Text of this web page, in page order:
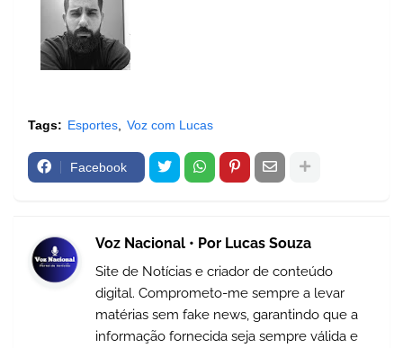
Tags: Esportes Voz com Lucas
Facebook
Voz Nacional • Por Lucas Souza
Site de Notícias e criador de conteúdo
digital. Comprometo-me sempre a levar
matérias sem fake news, garantindo que a
informação fornecida seja sempre válida e